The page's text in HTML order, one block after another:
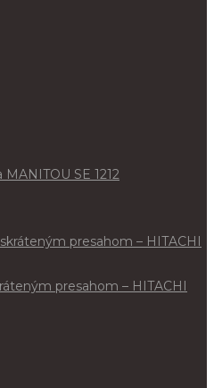
SE 1212
presahom – HITACHI